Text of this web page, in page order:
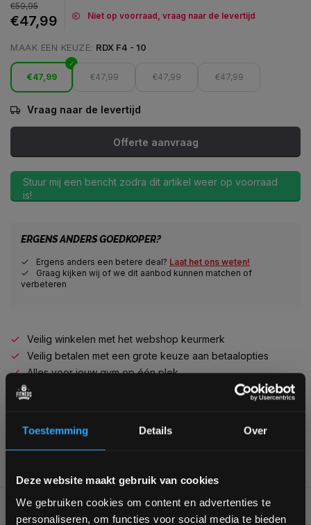
Toestemming Details Over
Deze website maakt gebruik van cookies
We gebruiken cookies om content en advertenties te
personaliseren, om functies voor social media te bieden
€59,95
€47,99 Niet op voorraad, vraag naar de levertijd
MAAK EEN KEUZE: RDX F4 - 10
€47,99 €47,99 €47,99 €47,99
Vraag naar de levertijd
Offerte aanvraag
Stuur mij een bericht zodra dit artikel weer op voorraad
is!
ERGENS ANDERS GOEDKOPER?
Ergens anders een betere deal? Laat het ons weten!
Graag kijken wij of we dit aanbod kunnen matchen of
verbeteren
Veilig winkelen met het webshop keurmerk
Veilig betalen met een grote keuze aan betaalopties
Alles voor jouw gym op één plek
Voor 95% direct uit voorraad geleverd
Persoonlijk en deskundig advies op maat
BESCHRIJVING
Bam! 5% korting op je volgende